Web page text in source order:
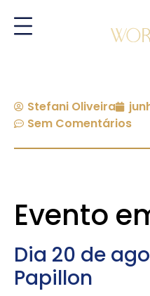
Stefani Oliveira
Sem Comentários
Evento
Dia 20 de
Papillon